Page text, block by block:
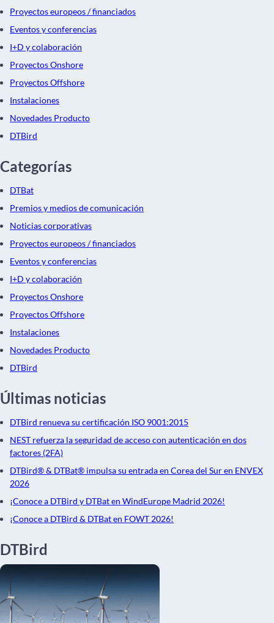
Proyectos europeos / financiados
Eventos y conferencias
I+D y colaboración
Proyectos Onshore
Proyectos Offshore
Instalaciones
Novedades Producto
DTBird
Categorías
DTBat
Premios y medios de comunicación
Noticias corporativas
Proyectos europeos / financiados
Eventos y conferencias
I+D y colaboración
Proyectos Onshore
Proyectos Offshore
Instalaciones
Novedades Producto
DTBird
Últimas noticias
DTBird renueva su certificación ISO 9001:2015
NEST refuerza la seguridad de acceso con autenticación en dos
factores (2FA)
DTBird® & DTBat® impulsa su entrada en Corea del Sur en ENVEX
2026
¡Conoce a DTBird y DTBat en WindEurope Madrid 2026!
¡Conoce a DTBird & DTBat en FOWT 2026!
DTBird